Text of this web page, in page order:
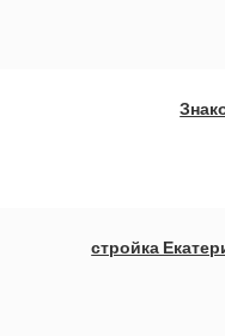
стройка